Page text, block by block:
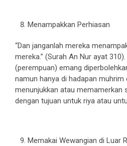
Menampakkan Perhiasan
“Dan janganlah mereka
mereka.” (Surah An Nur ayat
(perempuan) emang
namun hanya di hadapan muhrim
menunjukkan atau memamerkan
dengan tujuan untuk riya atau
Memakai Wewangian di Luar